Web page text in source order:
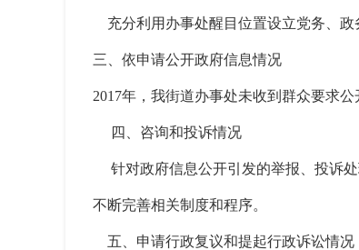
充分利用办事处醒目位置设立党务、政
三、依申请公开政府信息情况
2017年，我街道办事处未收到群众要求
四、咨询和投诉情况
针对政府信息公开引发的举报、投诉处
不断完善相关制度和程序。
五、申请行政复议和提起行政诉讼情况